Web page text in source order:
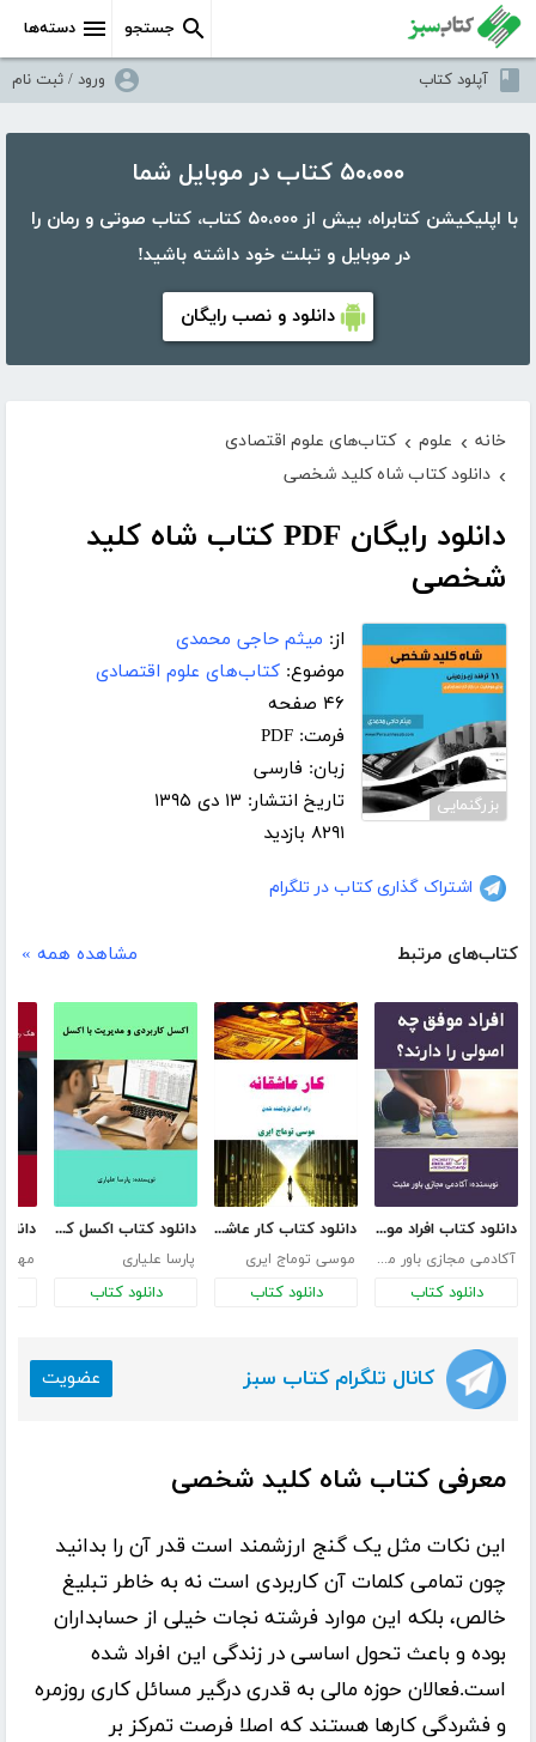
دسته‌ها جستجو
آپلود کتاب ورود / ثبت نام
۵۰،۰۰۰ کتاب در موبایل شما
با اپلیکیشن کتابراه، بیش از ۵۰،۰۰۰ کتاب، کتاب صوتی و رمان را
در موبایل و تبلت خود داشته باشید!
دانلود و نصب رایگان
خانه › علوم › کتاب‌های علوم اقتصادی
› دانلود کتاب شاه کلید شخصی
دانلود رایگان PDF کتاب شاه کلید
شخصی
بزرگنمایی
از: میثم حاجی محمدی
موضوع: کتاب‌های علوم اقتصادی
۴۶ صفحه
فرمت: PDF
زبان: فارسی
تاریخ انتشار: ۱۳ دی ۱۳۹۵
۸۲۹۱ بازدید
اشتراک گذاری کتاب در تلگرام
کتاب‌های مرتبط مشاهده همه »
دانلود کتاب افراد موفق چه اصولی را دارند؟
آکادمی مجازی باور مثبت
دانلود کتاب
دانلود کتاب کار عاشقانه
موسی توماج ایری
دانلود کتاب
دانلود کتاب اکسل کاربردی و مدیریت با اکسل
پارسا علیاری
دانلود کتاب
کانال تلگرام کتاب سبز عضویت
معرفی کتاب شاه کلید شخصی
این نکات مثل یک گنج ارزشمند است قدر آن را بدانید
چون تمامی کلمات آن کاربردی است نه به خاطر تبلیغ
خالص، بلکه این موارد فرشته نجات خیلی از حسابداران
بوده و باعث تحول اساسی در زندگی این افراد شده
است.فعالان حوزه مالی به قدری درگیر مسائل کاری روزمره
و فشردگی کارها هستند که اصلا فرصت تمرکز بر